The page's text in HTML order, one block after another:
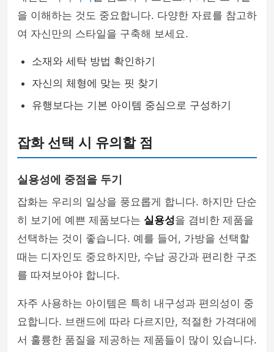
을 이해하는 것도 중요합니다. 다양한 자료를 참고하
여 자신만의 스타일을 구축해 보세요.
소재와 세탁 방법 확인하기
자신의 체형에 맞는 핏 찾기
유행보다는 기본 아이템 중심으로 구성하기
잡화 선택 시 유의할 점
실용성에 중점을 두기
잡화는 우리의 일상을 풍요롭게 합니다. 하지만 단순
히 보기에 예쁜 제품보다는 실용성을 겸비한 제품을
선택하는 것이 좋습니다. 예를 들어, 가방을 선택할
때는 디자인도 중요하지만, 수납 공간과 편리한 구조
를 따져보아야 합니다.
자주 사용하는 아이템은 특히 내구성과 편의성이 중
요합니다. 브랜드에 따라 다르지만, 적절한 가격대에
서 훌륭한 품질을 제공하는 제품들이 많이 있습니다.